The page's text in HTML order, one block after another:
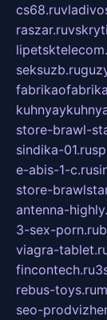
cs68.ru
raszar.ru
seksuzb.ru
store-brawl-
sindika-01.ru
e-abis-1-c.ru
store-
antenna-
3-sex-porn.ru
viagra-
fincontech.ru
rebus-toys.ru
seo-